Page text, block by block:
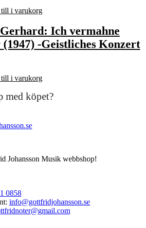
i varukorg
Ich vermahne
(1947) -Geistliches Konzert
i varukorg
med köpet?
Johansson Musik webbshop!
0858
info@gottfridjohansson.se